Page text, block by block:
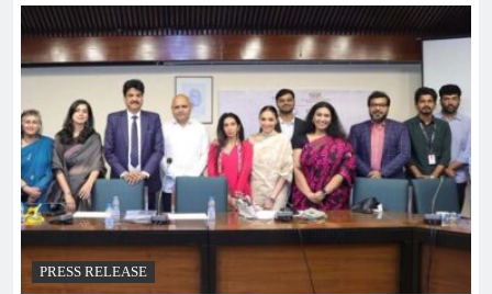
PRESS RELEASE